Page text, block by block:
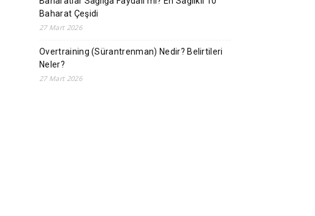
Baharat Çeşidi
27 Mart 2026
Overtraining (Sürantrenman) Nedir? Belirtileri
Neler?
27 Mart 2026